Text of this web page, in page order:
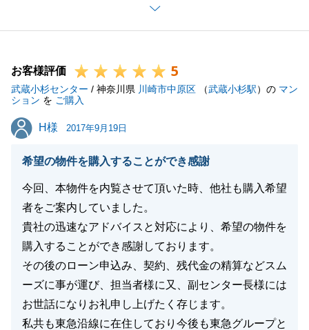
Ｔ様に少しでもご満足いただけるように、私自身にで
きることは全てやりたいという思いでお手伝いさせて
だくことができ、本当にうれしく思います。
また、早速ご友人の方をご紹介いただきまして、あり
がとうございます。必ずご満足いただけるように努め
てまいります。
でもお気軽にご相談下さい。
今後とも、よろしくお願い申し上げます。
閉じる
お客様評価 5
武蔵小杉センター / 神奈川県 川崎市中原区 （武蔵小杉駅）の マン
ション を ご購入
H様
H様 2017年9月19日
希望の物件を購入することができ感謝
今回、本物件を内覧させて頂いた時、他社も購入希望
者をご案内していました。
貴社の迅速なアドバイスと対応により、希望の物件を
購入することができ感謝しております。
その後のローン申込み、契約、残代金の精算などスム
ーズに事が運び、担当者様に又、副センター長様には
お世話になりお礼申し上げたく存じます。
私共も東急沿線に在住しており今後も東急グループと